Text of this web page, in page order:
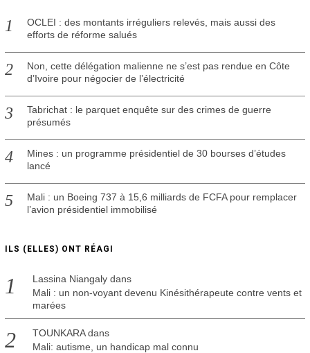
0
2
OCLEI : des montants irréguliers relevés, mais aussi des
efforts de réforme salués
Non, cette délégation malienne ne s’est pas rendue en Côte
d’Ivoire pour négocier de l’électricité
Tabrichat : le parquet enquête sur des crimes de guerre
présumés
Mines : un programme présidentiel de 30 bourses d’études
lancé
Mali : un Boeing 737 à 15,6 milliards de FCFA pour remplacer
l’avion présidentiel immobilisé
ILS (ELLES) ONT RÉAGI
Lassina Niangalydans
Mali : un non-voyant devenu Kinésithérapeute contre vents et
marées
TOUNKARAdans
Mali: autisme, un handicap mal connu